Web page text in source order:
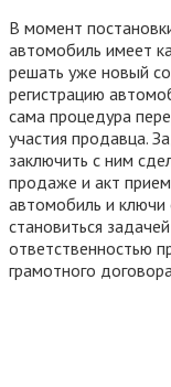
В момент
автомобиль имеет
решать уже новый
регистрацию
сама процедура
участия продавца.
заключить с ним
продаже и акт
автомобиль и ключи
становиться
ответственностью
грамотного